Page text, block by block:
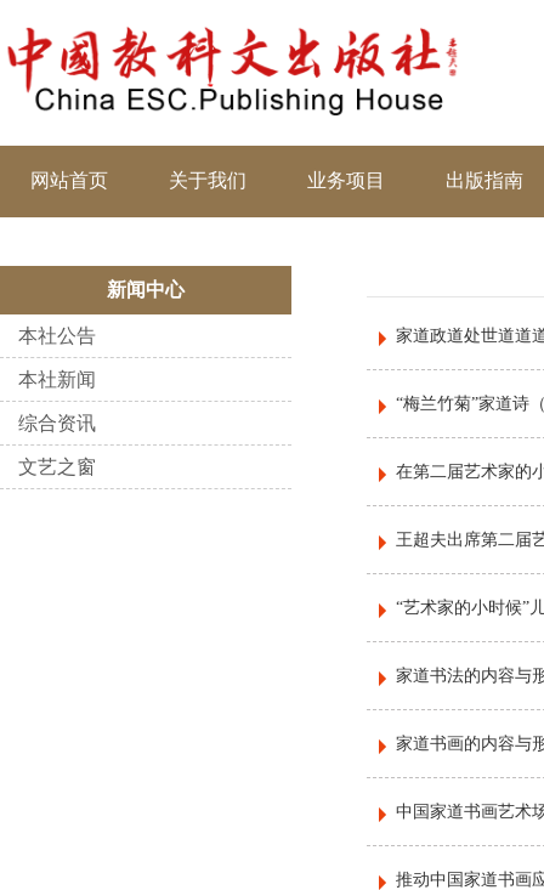
网站首页 关于我们 业务项目 出版指南
新闻中心
本社公告
本社新闻
综合资讯
文艺之窗
家道政道处世道道
“梅兰竹菊”家道诗
在第二届艺术家的
王超夫出席第二届
“艺术家的小时候”
家道书法的内容与
家道书画的内容与
中国家道书画艺术
推动中国家道书画